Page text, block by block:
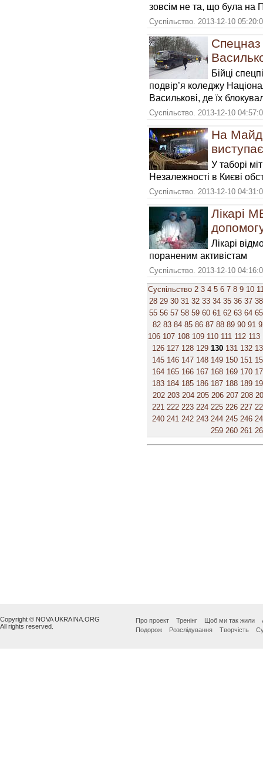
зовсім не та, що була на
Суспільство. 2013-12-10
Спецназ
Бійці
подвір’я коледжу
Василькові, де їх
Суспільство. 2013-12-10
На
У таборі
Незалежності в Києві
Суспільство. 2013-12-10
Лікарі
Лікарі
пораненим активістам
Суспільство. 2013-12-10
Суспільство 2 3 4 5 6 7 8 9 10
28 29 30 31 32 33 34 35 36 37 38
55 56 57 58 59 60 61 62 63 64 65
82 83 84 85 86 87 88 89 90 91
106 107 108 109 110 111 112 113
126 127 128 129 130 131 132
145 146 147 148 149 150 151
164 165 166 167 168 169 170
183 184 185 186 187 188 189
202 203 204 205 206 207 208
221 222 223 224 225 226 227
240 241 242 243 244 245 246
259 260 261
Copyright © NOVA UKRAINA.ORG
All rights reserved.
Про проект Тренінг Щоб ми так жили
Подорож
Розслідування Творчість